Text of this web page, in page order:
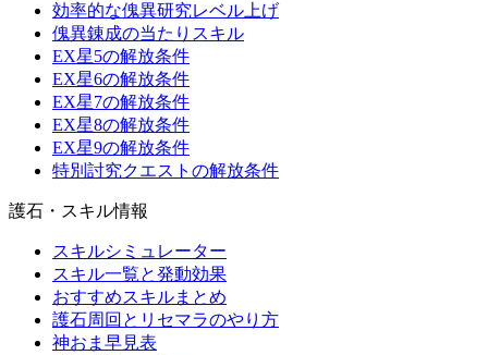
効率的な傀異研究レベル上げ
傀異錬成の当たりスキル
EX星5の解放条件
EX星6の解放条件
EX星7の解放条件
EX星8の解放条件
EX星9の解放条件
特別討究クエストの解放条件
護石・スキル情報
スキルシミュレーター
スキル一覧と発動効果
おすすめスキルまとめ
護石周回とリセマラのやり方
神おま早見表